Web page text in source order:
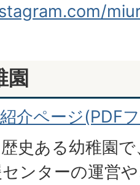
園
介ページ(PDF
史ある幼稚園
ンターの運営